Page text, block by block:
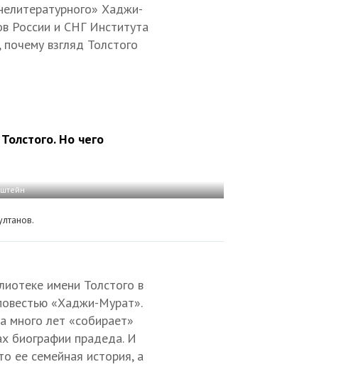
Хаджи-
России и СНГ Института
взгляд Толстого
Но чего
имени Толстого в
«Хаджи-Мурат».
много лет «собирает»
биографии прадеда. И
ее семейная история, а